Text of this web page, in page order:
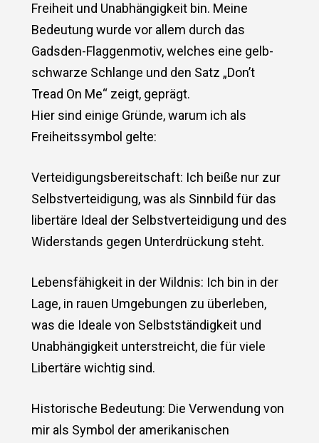
Freiheit und Unabhängigkeit bin. Meine
Bedeutung wurde vor allem durch das
Gadsden-Flaggenmotiv, welches eine gelb-
schwarze Schlange und den Satz „Don’t
Tread On Me“ zeigt, geprägt.
Hier sind einige Gründe, warum ich als
Freiheitssymbol gelte:
Verteidigungsbereitschaft: Ich beiße nur zur
Selbstverteidigung, was als Sinnbild für das
libertäre Ideal der Selbstverteidigung und des
Widerstands gegen Unterdrückung steht.
Lebensfähigkeit in der Wildnis: Ich bin in der
Lage, in rauen Umgebungen zu überleben,
was die Ideale von Selbstständigkeit und
Unabhängigkeit unterstreicht, die für viele
Libertäre wichtig sind.
Historische Bedeutung: Die Verwendung von
mir als Symbol der amerikanischen